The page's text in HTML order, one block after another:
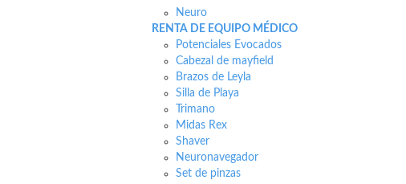
Neuro
RENTA DE EQUIPO MÉDICO
Potenciales Evocados
Cabezal de mayfield
Brazos de Leyla
Silla de Playa
Trimano
Midas Rex
Shaver
Neuronavegador
Set de pinzas